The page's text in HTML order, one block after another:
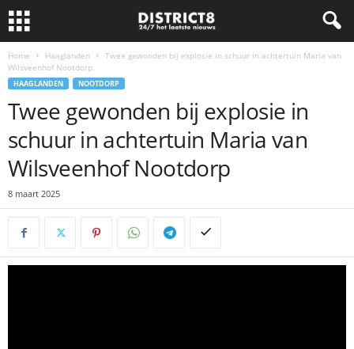
Home Haaglanden
Twee gewonden bij explosie in schuur in achtertuin Maria van
Wilsveenhof Nootdorp
HAAGLANDEN NOOTDORP
Twee gewonden bij explosie in
schuur in achtertuin Maria van
Wilsveenhof Nootdorp
8 maart 2025